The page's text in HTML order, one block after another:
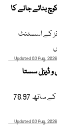
بنائے جانے کا
کے اسسٹنٹ
Updated 03 Aug, 2026
و ڈیزل سستا
امریکی خام تیل کی فی بیرل قیمت مزید کمی کے ساتھ 78.97
Updated 03 Aug, 2026